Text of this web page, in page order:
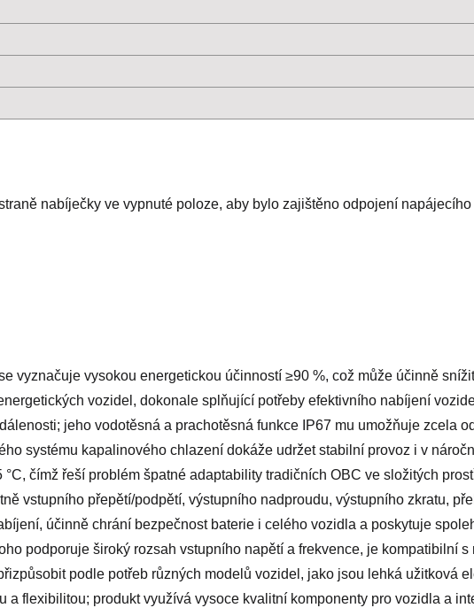
nabíječky ve vypnuté poloze, aby bylo zajištěno odpojení napájecího
vyznačuje vysokou energetickou účinností ≥90 %, což může účinně
vozidel, dokonale splňující potřeby efektivního nabíjení
jeho vodotěsná a prachotěsná funkce IP67 mu umožňuje zcela
systému kapalinového chlazení dokáže udržet stabilní provoz i v
čímž řeší problém špatné adaptability tradičních OBC ve složitých
vstupního přepětí/podpětí, výstupního nadproudu, výstupního zkratu,
účinně chrání bezpečnost baterie i celého vozidla a poskytuje
podporuje široký rozsah vstupního napětí a frekvence, je kompatibilní
podle potřeb různých modelů vozidel, jako jsou lehká užitková
flexibilitou; produkt využívá vysoce kvalitní komponenty pro vozidla a